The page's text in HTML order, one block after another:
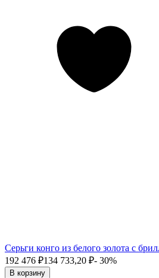
Серьги конго из белого золота с
192 476 ₽134 733,20 ₽- 30%
В корзину